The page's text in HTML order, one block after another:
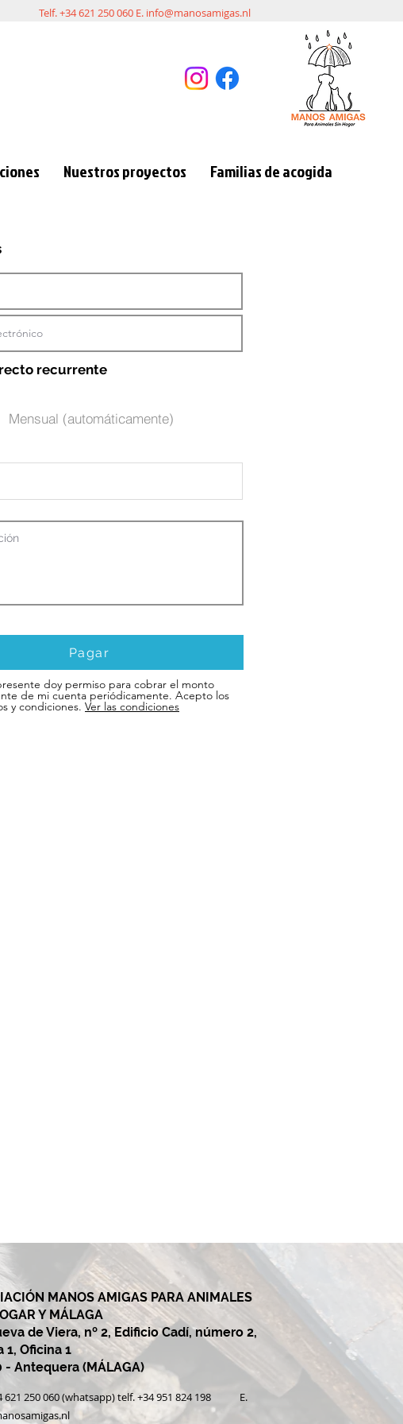
Telf. +34 621 250 060 E. info@manosamigas.nl
Nuestros proyectos Familias de acogida
recurrente
Mensual (automáticamente)
Pagar
doy permiso para cobrar el monto
de mi cuenta periódicamente. Acepto los
y condiciones. Ver las condiciones
MANOS AMIGAS PARA ANIMALES
Y MÁLAGA
de Viera, nº 2, Edificio Cadí, número 2,
1, Oficina 1
- Antequera (MÁLAGA)
621 250 060 (whatsapp) telf. +34 951 824 198 E.